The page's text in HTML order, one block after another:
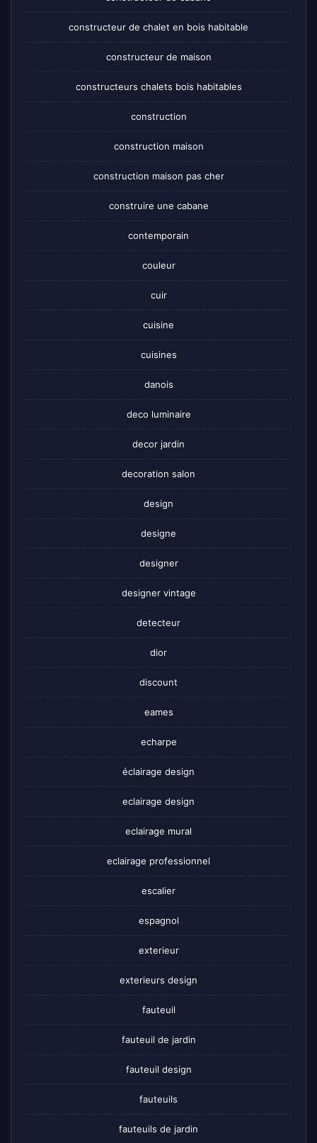
constructeur de chalet en bois habitable
constructeur de maison
constructeurs chalets bois habitables
construction
construction maison
construction maison pas cher
construire une cabane
contemporain
couleur
cuir
cuisine
cuisines
danois
deco luminaire
decor jardin
decoration salon
design
designe
designer
designer vintage
detecteur
dior
discount
eames
echarpe
éclairage design
eclairage design
eclairage mural
eclairage professionnel
escalier
espagnol
exterieur
exterieurs design
fauteuil
fauteuil de jardin
fauteuil design
fauteuils
fauteuils de jardin